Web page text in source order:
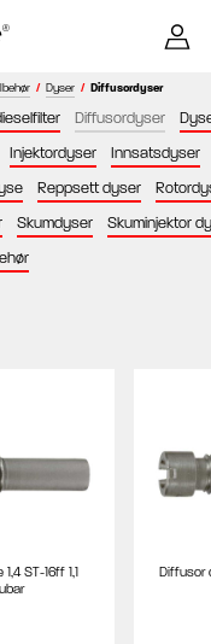
/ Dyser / Diffusordyser
Diffusordyser
Injektordyser Innsatsdyser
Reppsett dyser
Skumdyser Skuminjektor
ST-16ff 1,1
Diffusor